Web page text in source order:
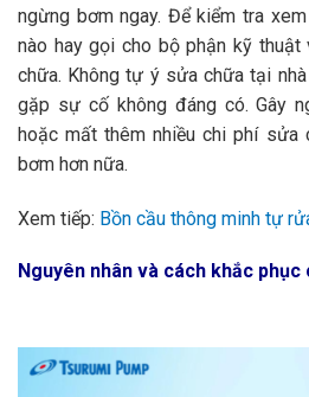
ngừng bơm ngay. Để kiểm tra
nào hay gọi cho bộ phận kỹ
chữa. Không tự ý sửa chữa tại
gặp sự cố không đáng có. Gây
hoặc mất thêm nhiều chi phí sửa
bơm hơn nữa.
Xem tiếp: Bồn cầu thông minh tự
Nguyên nhân và cách khắc phục